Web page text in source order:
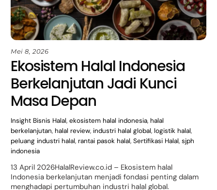
Mei 8, 2026
Ekosistem Halal Indonesia
Berkelanjutan Jadi Kunci
Masa Depan
Insight Bisnis Halal,ekosistem halal indonesia, halal
berkelanjutan, halal review, industri halal global, logistik halal,
peluang industri halal, rantai pasok halal,Sertifikasi Halal,sjph
indonesia
13 April 2026HalalReview.co.id – Ekosistem halal
Indonesia berkelanjutan menjadi fondasi penting dalam
menghadapi pertumbuhan industri halal global.